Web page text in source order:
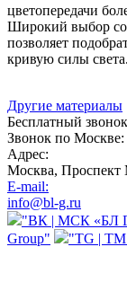
цветопередачи
Широкий выбор
позволяет
кривую силы света.
Другие материалы
Бесплатный
Звонок по Москве:
Адрес:
Москва, Проспект
E-mail:
info@bl-g.ru
"ВК | МСК «БЛ
Group"
"TG | ТМ